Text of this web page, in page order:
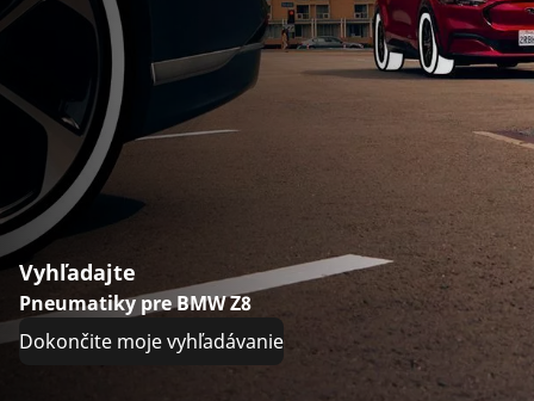
Vyhľadajte
Pneumatiky pre BMW Z8
Dokončite moje vyhľadávanie